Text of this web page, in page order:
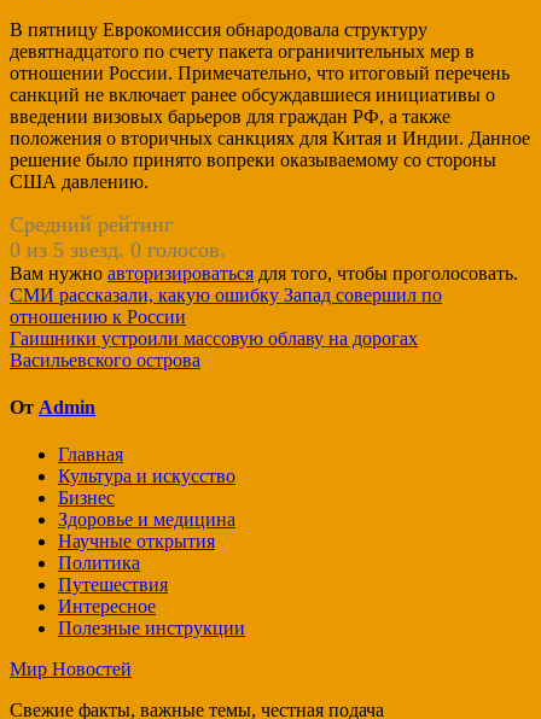
В пятницу Еврокомиссия обнародовала структуру
девятнадцатого по счету пакета ограничительных мер в
отношении России. Примечательно, что итоговый перечень
санкций не включает ранее обсуждавшиеся инициативы о
введении визовых барьеров для граждан РФ, а также
положения о вторичных санкциях для Китая и Индии. Данное
решение было принято вопреки оказываемому со стороны
США давлению.
Средний рейтинг
0 из 5 звезд. 0 голосов.
Вам нужно авторизироваться для того, чтобы проголосовать.
Навигация
по
записям
СМИ рассказали, какую ошибку Запад совершил по
отношению к России
Гаишники устроили массовую облаву на дорогах
Васильевского острова
От Admin
Главная
Культура и искусство
Бизнес
Здоровье и медицина
Научные открытия
Политика
Путешествия
Интересное
Полезные инструкции
Мир Новостей
Свежие факты, важные темы, честная подача